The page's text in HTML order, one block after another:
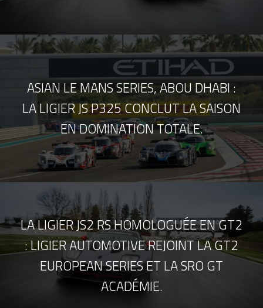
ASIAN LE MANS SERIES, ABOU DHABI :
LA LIGIER JS P325 CONCLUT LA SAISON
EN DOMINATION TOTALE.
LA LIGIER JS2 RS HOMOLOGUÉE EN GT2
: LIGIER AUTOMOTIVE REJOINT LA GT2
EUROPEAN SERIES ET LA SRO GT
ACADÉMIE.